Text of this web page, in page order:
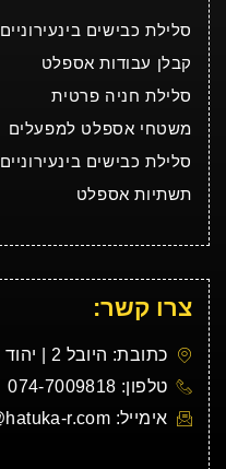
סלילת כבישים בינעירוניים
קבלן עבודות אספלט
סלילת חניה פרטית
משטחי אספלט למפעלים
סלילת כבישים בינעירוניים
תשתיות אספלט
צרו קשר:
כתובת: היובל 2 | יהוד
טלפון: 074-7009818
אימייל: ido@hatuka-r.com